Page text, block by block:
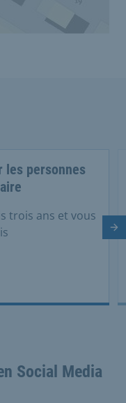
les personnes
trois ans et vous
Social Media